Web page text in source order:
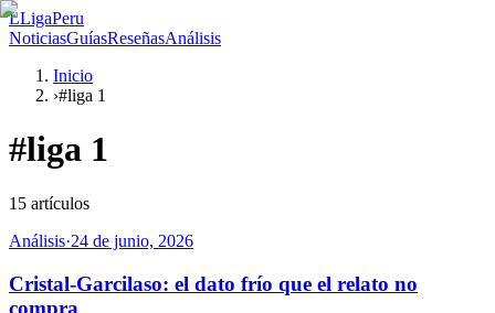
LLigaPeru
NoticiasGuíasReseñasAnálisis
Inicio
›#liga 1
#liga 1
15 artículos
Análisis·24 de junio, 2026
Cristal-Garcilaso: el dato frío que el relato no
compra